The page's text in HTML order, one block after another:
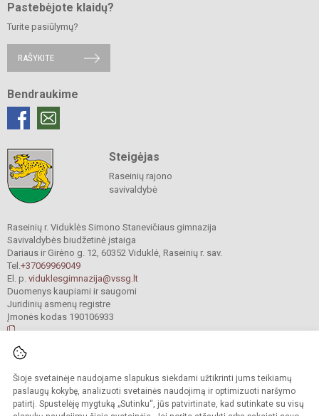
Šioje svetainėje naudojame slapukus siekdami užtikrinti jums teikiamų
paslaugų kokybę, analizuoti svetainės naudojimą ir optimizuoti naršymo
patirtį. Spustelėję mygtuką „Sutinku“, jūs patvirtinate, kad sutinkate su visų
Pastebėjote klaidų?
Turite pasiūlymų?
RAŠYKITE
Bendraukime
Steigėjas
Raseinių rajono
savivaldybė
Raseinių r. Viduklės Simono Stanevičiaus gimnazija
Savivaldybės biudžetinė įstaiga
Dariaus ir Girėno g. 12, 60352 Viduklė, Raseinių r. sav.
Tel.+37069969049
El. p. viduklesgimnazija@vssg.lt
Duomenys kaupiami ir saugomi
Juridinių asmenų registre
Įmonės kodas 190106933
saugomos.
Kopijuoti turinį be raštiško gimnazijos sutikimo griežtai draudžiama.
Prieinamumo paraiška Slapukų valdymas